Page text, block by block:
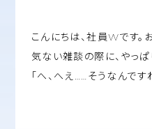
こんにちは、社員Wです。
気ない雑談の際に、やっ
「へ、へえ……そうなんです